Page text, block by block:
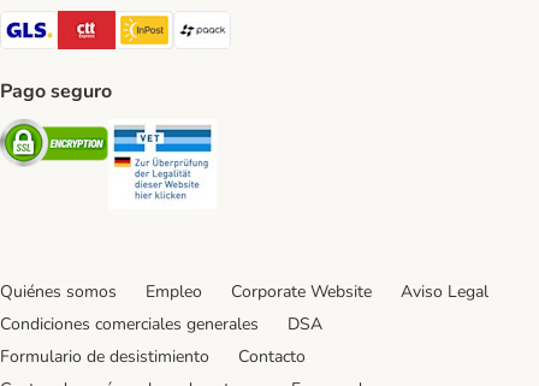
GLS Shipping Method
CTTExpress Shipping Method
InPost Shipping Method
Pago seguro
Security
Quiénes somos Empleo Corporate Website
Aviso Legal
Condiciones comerciales generales
DSA
Formulario de desistimiento
Contacto